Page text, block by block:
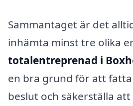
Sammantaget är det
inhämta minst tre olika
totalentreprenad i
en bra grund för att
beslut och säkerställa